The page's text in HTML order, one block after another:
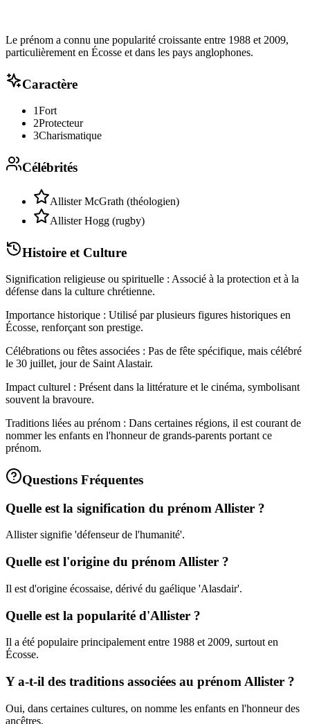
Le prénom a connu une popularité croissante entre 1988 et 2009,
particulièrement en Écosse et dans les pays anglophones.
Caractère
1Fort
2Protecteur
3Charismatique
Célébrités
Allister McGrath (théologien)
Allister Hogg (rugby)
Histoire et Culture
Signification religieuse ou spirituelle : Associé à la protection et à la
défense dans la culture chrétienne.
Importance historique : Utilisé par plusieurs figures historiques en
Écosse, renforçant son prestige.
Célébrations ou fêtes associées : Pas de fête spécifique, mais célébré
le 30 juillet, jour de Saint Alastair.
Impact culturel : Présent dans la littérature et le cinéma, symbolisant
souvent la bravoure.
Traditions liées au prénom : Dans certaines régions, il est courant de
nommer les enfants en l'honneur de grands-parents portant ce
prénom.
Questions Fréquentes
Quelle est la signification du prénom Allister ?
Allister signifie 'défenseur de l'humanité'.
Quelle est l'origine du prénom Allister ?
Il est d'origine écossaise, dérivé du gaélique 'Alasdair'.
Quelle est la popularité d'Allister ?
Il a été populaire principalement entre 1988 et 2009, surtout en
Écosse.
Y a-t-il des traditions associées au prénom Allister ?
Oui, dans certaines cultures, on nomme les enfants en l'honneur des
ancêtres.